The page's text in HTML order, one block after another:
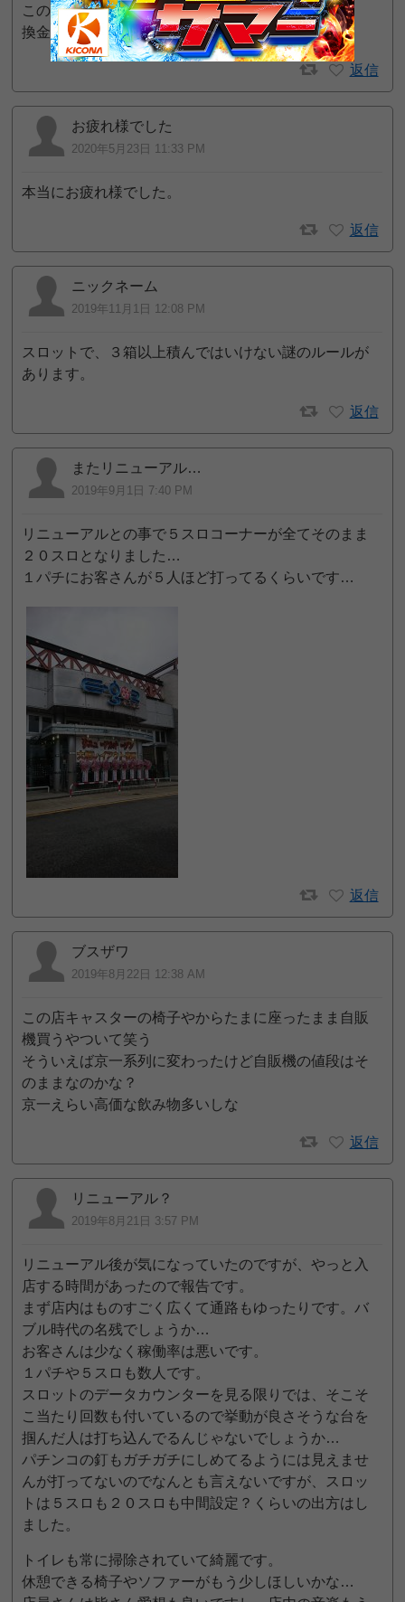
この業界も不景気になっているからでしょうかね
換金率が悪くなる店に初めて出くわした
返信
お疲れ様でした
2020年5月23日 11:33 PM
本当にお疲れ様でした。
返信
ニックネーム
2019年11月1日 12:08 PM
スロットで、３箱以上積んではいけない謎のルールが
あります。
返信
またリニューアル…
2019年9月1日 7:40 PM
リニューアルとの事で５スロコーナーが全てそのまま
２０スロとなりました…
１パチにお客さんが５人ほど打ってるくらいです…
返信
ブスザワ
2019年8月22日 12:38 AM
この店キャスターの椅子やからたまに座ったまま自販
機買うやついて笑う
そういえば京一系列に変わったけど自販機の値段はそ
のままなのかな？
京一えらい高価な飲み物多いしな
返信
リニューアル？
2019年8月21日 3:57 PM
リニューアル後が気になっていたのですが、やっと入
店する時間があったので報告です。
まず店内はものすごく広くて通路もゆったりです。バ
ブル時代の名残でしょうか…
お客さんは少なく稼働率は悪いです。
１パチや５スロも数人です。
スロットのデータカウンターを見る限りでは、そこそ
こ当たり回数も付いているので挙動が良さそうな台を
掴んだ人は打ち込んでるんじゃないでしょうか…
パチンコの釘もガチガチにしめてるようには見えませ
んが打ってないのでなんとも言えないですが、スロッ
トは５スロも２０スロも中間設定？くらいの出方はし
ました。
トイレも常に掃除されていて綺麗です。
休憩できる椅子やソファーがもう少しほしいかな…